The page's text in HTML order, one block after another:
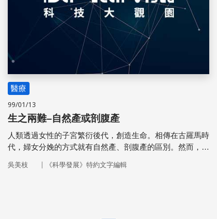
醫療
99/01/13
生之兩難–自然產或剖腹產
人類透過女性的子宮繁衍後代，創造生命。相傳在古羅馬時
代，婦女分娩的方式就有自然產、剖腹產的區別。然而，在
腹產已非必要之惡。
吳美枝 ｜ 《科學發展》特約文字編輯